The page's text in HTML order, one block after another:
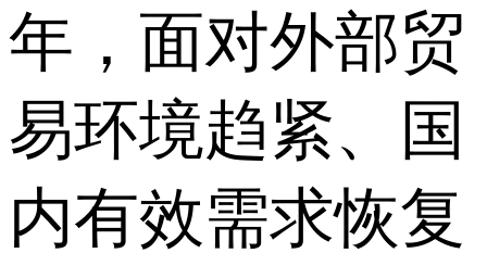
年，面对外部贸
易环境趋紧、国
内有效需求恢复